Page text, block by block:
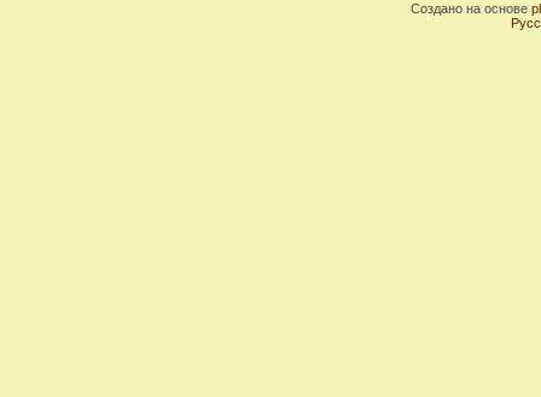
Создано на основе